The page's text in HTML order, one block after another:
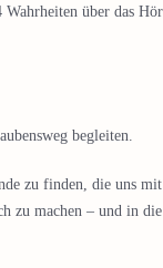
über das
begleiten.
zu finden, die uns
machen – und in